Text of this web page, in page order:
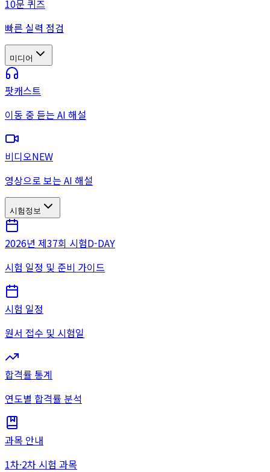
10문 퀴즈
빠른 실력 점검
미디어
팟캐스트
이동 중 듣는 AI 해설
비디오NEW
영상으로 보는 AI 해설
시험정보
2026년 제37회 시험D-DAY
시험 일정 및 준비 가이드
시험 일정
원서 접수 및 시험일
합격률 통계
연도별 합격률 분석
과목 안내
1차·2차 시험 과목